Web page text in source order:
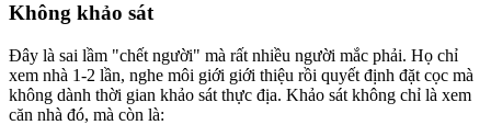
Không khảo sát
Đây là sai lầm "chết người" mà rất nhiều người mắc phải. Họ chỉ
xem nhà 1-2 lần, nghe môi giới giới thiệu rồi quyết định đặt cọc mà
không dành thời gian khảo sát thực địa. Khảo sát không chỉ là xem
căn nhà đó, mà còn là: